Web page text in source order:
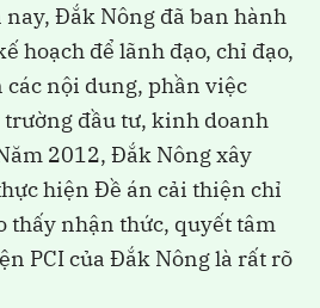
Đắk Nông đã ban hành
hoạch để lãnh đạo, chỉ đạo,
nội dung, phần việc
đầu tư, kinh doanh
2012, Đắk Nông xây
hiện Đề án cải thiện chỉ
thấy nhận thức, quyết tâm
PCI của Đắk Nông là rất rõ